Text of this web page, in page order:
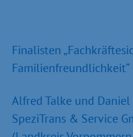
Finalisten
Familienfreundlichkeit“
Alfred Talke und
SpeziTrans & Service